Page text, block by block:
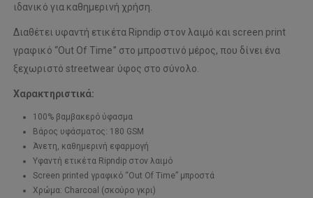
ιδανικό για καθημερινή χρήση.
Διαθέτει υφαντή ετικέτα Ripndip στον λαιμό και screen print
γραφικό “Out Of Time” στο μπροστινό μέρος, που δίνει ένα
ξεχωριστό streetwear ύφος στο σύνολο.
Χαρακτηριστικά:
100% βαμβακερό ύφασμα
Βάρος υφάσματος: 180 GSM
Άνετη, καθημερινή εφαρμογή
Υφαντή ετικέτα Ripndip στον λαιμό
Screen printed γραφικό “Out Of Time” μπροστά
Χρώμα: Charcoal (σκούρο γκρι)